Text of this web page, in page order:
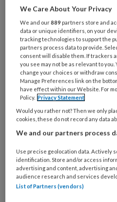
(4
Wil je dit
Maak gratis een
artikelen
Al een account of
Wat
We Care About Your Privacy
We and our889 partners store and
data or unique identifiers, on your
tracking technologies to support the
partners process data to provide.
consent will disable them. If trackers
you see may not be as relevant to
change your choices or withdraw
Manage Preferences link on the
have effect within our Website. For
Policy. Privacy Statement
Would you rather not? Then we only
cookies, these do not record any data
We and our partners process
Use precise geolocation data. Actively
identification. Store and/or access
advertising and content, advertising
audience research and services
List of Partners (vendors)